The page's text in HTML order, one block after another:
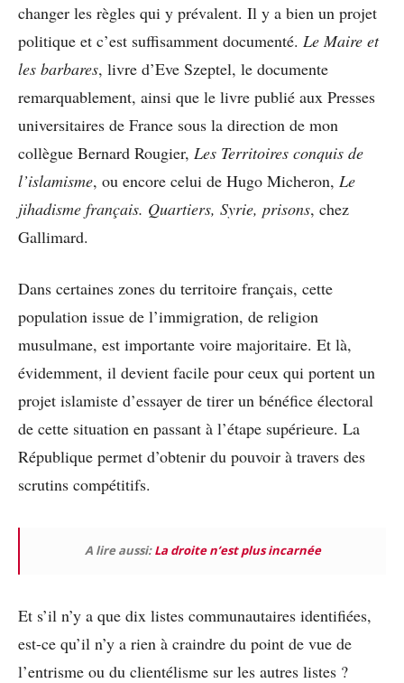
changer les règles qui y prévalent. Il y a bien un projet
politique et c’est suffisamment documenté. Le Maire et
les barbares, livre d’Eve Szeptel, le documente
remarquablement, ainsi que le livre publié aux Presses
universitaires de France sous la direction de mon
collègue Bernard Rougier, Les Territoires conquis de
l’islamisme, ou encore celui de Hugo Micheron, Le
jihadisme français. Quartiers, Syrie, prisons, chez
Gallimard.
Dans certaines zones du territoire français, cette
population issue de l’immigration, de religion
musulmane, est importante voire majoritaire. Et là,
évidemment, il devient facile pour ceux qui portent un
projet islamiste d’essayer de tirer un bénéfice électoral
de cette situation en passant à l’étape supérieure. La
République permet d’obtenir du pouvoir à travers des
scrutins compétitifs.
A lire aussi:La droite n’est plus incarnée
Et s’il n’y a que dix listes communautaires identifiées,
est-ce qu’il n’y a rien à craindre du point de vue de
l’entrisme ou du clientélisme sur les autres listes ?